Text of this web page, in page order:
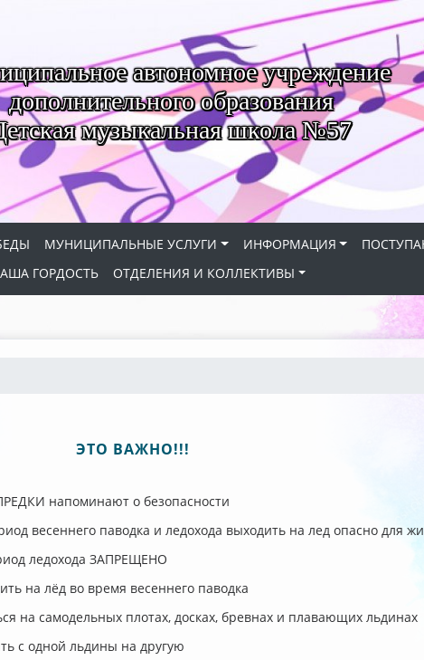
автономное учреждение
дополнительного образования
музыкальная школа №57
МУНИЦИПАЛЬНЫЕ УСЛУГИ ИНФОРМАЦИЯ
ГОРДОСТЬ ОТДЕЛЕНИЯ И КОЛЛЕКТИВЫ
ЭТО ВАЖНО!!!
напоминают о безопасности
весеннего паводка и ледохода выходить на лед опасно для
ледохода ЗАПРЕЩЕНО
на лёд во время весеннего паводка
на самодельных плотах, досках, бревнах и плавающих льдинах
с одной льдины на другую